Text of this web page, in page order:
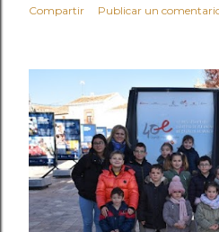
Compartir Publicar un